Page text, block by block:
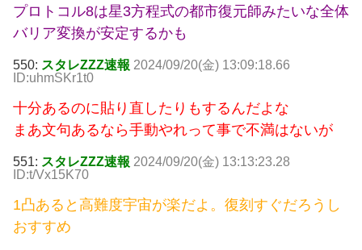
プロトコル8は星3方程式の都市復元師みたいな全体
バリア変換が安定するかも
550: スタレZZZ速報 2024/09/20(金) 13:09:18.66
ID:uhmSKr1t0
十分あるのに貼り直したりもするんだよな
まあ文句あるなら手動やれって事で不満はないが
551: スタレZZZ速報 2024/09/20(金) 13:13:23.28
ID:t/Vx15K70
1凸あると高難度宇宙が楽だよ。復刻すぐだろうし
おすすめ